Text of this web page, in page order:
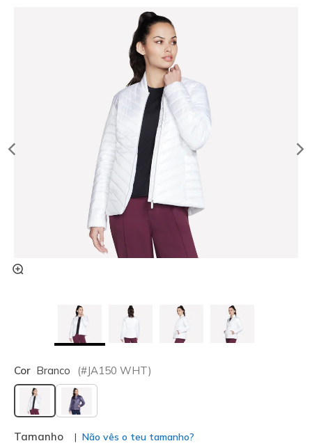
Cor Branco (#JA150 WHT)
selecionado
Tamanho Não vês o teu tamanho?